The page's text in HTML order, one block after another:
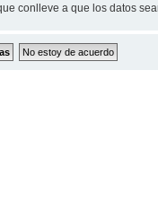
conlleve a que los datos